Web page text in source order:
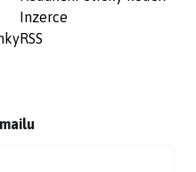
Inzerce
RSS